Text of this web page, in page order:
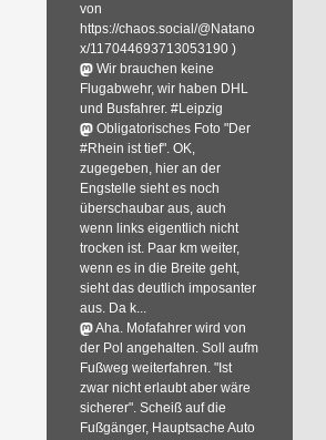
von
https://chaos.social/@Natano
x/117044693713053190 )
Wir brauchen keine
Flugabwehr, wir haben DHL
und Busfahrer. #Leipzig
Obligatorisches Foto "Der
#Rhein ist tief". OK,
zugegeben, hier an der
Engstelle sieht es noch
überschaubar aus, auch
wenn links eigentlich nicht
trocken ist. Paar km weiter,
wenn es in die Breite geht,
sieht das deutlich imposanter
aus. Da k...
Aha. Mofafahrer wird von
der Pol angehalten. Soll aufm
Fußweg weiterfahren. "Ist
zwar nicht erlaubt aber wäre
sicherer". Scheiß auf die
Fußgänger, Hauptsache Auto